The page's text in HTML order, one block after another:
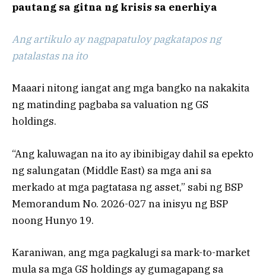
pautang sa gitna ng krisis sa enerhiya
Ang artikulo ay nagpapatuloy pagkatapos ng
patalastas na ito
Maaari nitong iangat ang mga bangko na nakakita
ng matinding pagbaba sa valuation ng GS
holdings.
“Ang kaluwagan na ito ay ibinibigay dahil sa epekto
ng salungatan (Middle East) sa mga ani sa
merkado at mga pagtatasa ng asset,” sabi ng BSP
Memorandum No. 2026-027 na inisyu ng BSP
noong Hunyo 19.
Karaniwan, ang mga pagkalugi sa mark-to-market
mula sa mga GS holdings ay gumagapang sa